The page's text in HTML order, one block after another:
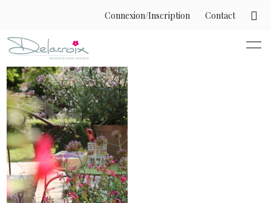
Connexion/Inscription Contact